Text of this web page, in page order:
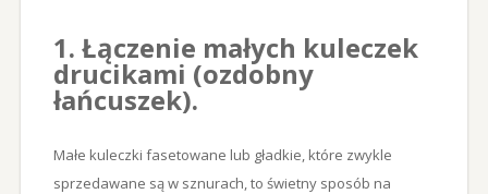
1. Łączenie małych kuleczek
drucikami (ozdobny
łańcuszek).
Małe kuleczki fasetowane lub gładkie, które zwykle
sprzedawane są w sznurach, to świetny sposób na